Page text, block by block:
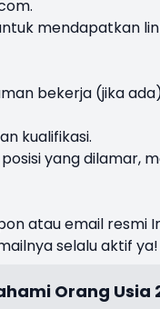
mendapatkan
bekerja (jika
kualifikasi.
yang dilamar,
atau email resmi
selalu aktif ya!
Orang Usia